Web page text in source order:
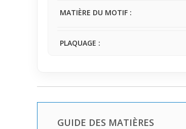
MATIÈRE DU MOTIF :
PLAQUAGE :
GUIDE DES MATIÈRES